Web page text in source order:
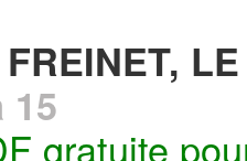
15
gratuite